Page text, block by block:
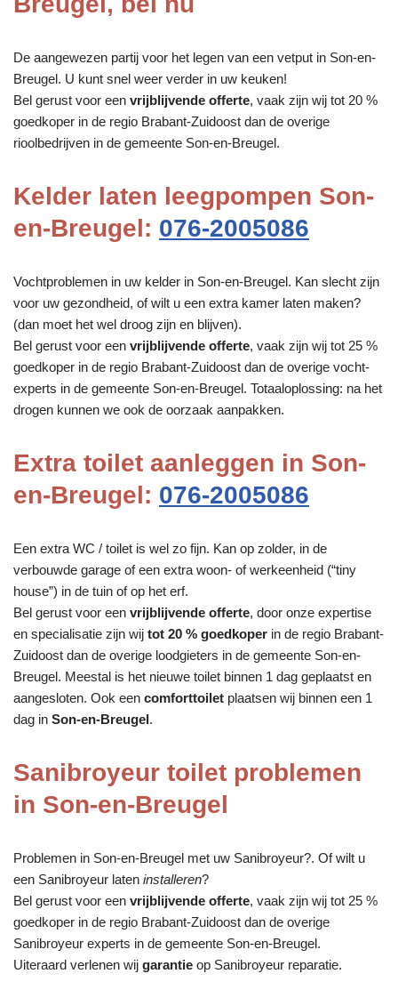
De aangewezen partij voor het legen van een vetput in Son-en-
Breugel. U kunt snel weer verder in uw keuken!
Bel gerust voor een vrijblijvende offerte, vaak zijn wij tot 20 %
goedkoper in de regio Brabant-Zuidoost dan de overige
rioolbedrijven in de gemeente Son-en-Breugel.
Kelder laten leegpompen Son-
en-Breugel: 076-2005086
Vochtproblemen in uw kelder in Son-en-Breugel. Kan slecht zijn
voor uw gezondheid, of wilt u een extra kamer laten maken?
(dan moet het wel droog zijn en blijven).
Bel gerust voor een vrijblijvende offerte, vaak zijn wij tot 25 %
goedkoper in de regio Brabant-Zuidoost dan de overige vocht-
experts in de gemeente Son-en-Breugel. Totaaloplossing: na het
drogen kunnen we ook de oorzaak aanpakken.
Extra toilet aanleggen in Son-
en-Breugel: 076-2005086
Een extra WC / toilet is wel zo fijn. Kan op zolder, in de
verbouwde garage of een extra woon- of werkeenheid (“tiny
house”) in de tuin of op het erf.
Bel gerust voor een vrijblijvende offerte, door onze expertise
en specialisatie zijn wij tot 20 % goedkoper in de regio Brabant-
Zuidoost dan de overige loodgieters in de gemeente Son-en-
Breugel. Meestal is het nieuwe toilet binnen 1 dag geplaatst en
aangesloten. Ook een comforttoilet plaatsen wij binnen een 1
dag in Son-en-Breugel.
Sanibroyeur toilet problemen
in Son-en-Breugel
Problemen in Son-en-Breugel met uw Sanibroyeur?. Of wilt u
een Sanibroyeur laten installeren?
Bel gerust voor een vrijblijvende offerte, vaak zijn wij tot 25 %
goedkoper in de regio Brabant-Zuidoost dan de overige
Sanibroyeur experts in de gemeente Son-en-Breugel.
Uiteraard verlenen wij garantie op Sanibroyeur reparatie.